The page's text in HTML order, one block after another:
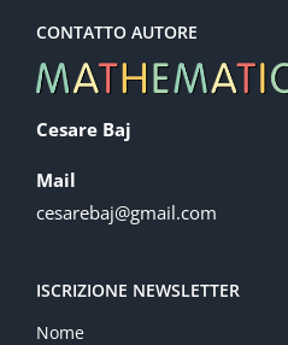
CONTATTO AUTORE
Cesare Baj
Mail
cesarebaj@gmail.com
ISCRIZIONE NEWSLETTER
Nome